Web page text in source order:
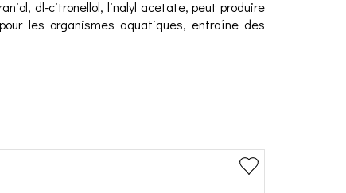
dl-citronellol, linalyl acetate, peut produire
les organismes aquatiques, entraîne des